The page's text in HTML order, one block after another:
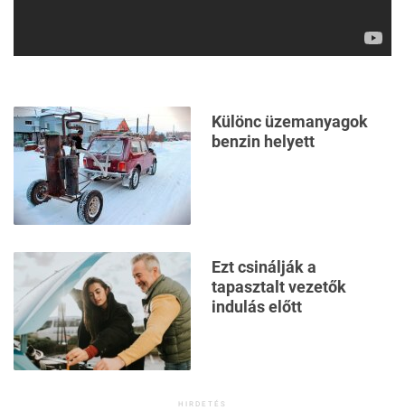
Különc üzemanyagok
benzin helyett
Ezt csinálják a
tapasztalt vezetők
indulás előtt
HIRDETÉS